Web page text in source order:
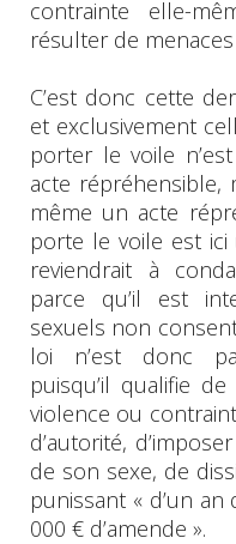
contrainte elle-
résulter de
C’est donc cette
et exclusivement
porter le voile
acte répréhensible,
même un acte
porte le voile est
reviendrait à
parce qu’il est
sexuels non
loi n’est donc
puisqu’il qualifie
violence ou
d’autorité,
de son sexe, de
punissant « d’un
000 € d’amende ».